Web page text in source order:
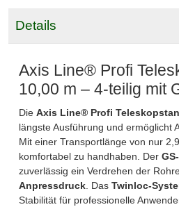
Details
Axis Line® Profi
10,00 m – 4-teilig mit
Die Axis Line® Profi
längste Ausführung und ermöglicht
Mit einer Transportlänge von nur
komfortabel zu handhaben. Der
zuverlässig ein Verdrehen der
Anpressdruck. Das Twinloc-
Stabilität für professionelle